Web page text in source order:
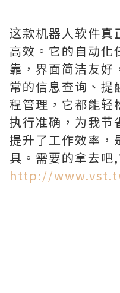
这款机器人软件真
高效。它的自动化
靠，界面简洁友好
常的信息查询、提
程管理，它都能轻
执行准确，为我节
提升了工作效率，
具。需要的拿去吧
http://